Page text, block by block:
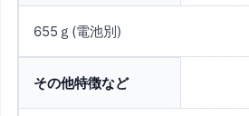
655ｇ(電池別)
その他特徴など